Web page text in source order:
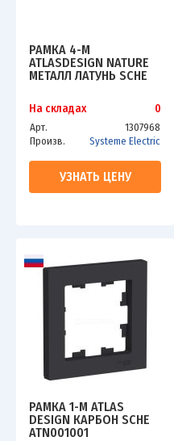
РАМКА 4-М
ATLASDESIGN NATURE
МЕТАЛЛ ЛАТУНЬ SCHE
На складах 0
Арт.
1307968
Произв.
Systeme Electric
УЗНАТЬ ЦЕНУ
РАМКА 1-М ATLAS
DESIGN КАРБОН SCHE
ATN001001